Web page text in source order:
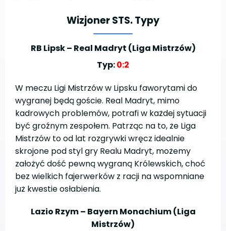
Wizjoner STS. Typy
RB Lipsk – Real Madryt (Liga Mistrzów)
Typ:0:2
W meczu Ligi Mistrzów w Lipsku faworytami do
wygranej będą goście. Real Madryt, mimo
kadrowych problemów, potrafi w każdej sytuacji
być groźnym zespołem. Patrząc na to, że Liga
Mistrzów to od lat rozgrywki wręcz idealnie
skrojone pod styl gry Realu Madryt, możemy
założyć dość pewną wygraną Królewskich, choć
bez wielkich fajerwerków z racji na wspomniane
już kwestie osłabienia.
Lazio Rzym – Bayern Monachium (Liga
Mistrzów)